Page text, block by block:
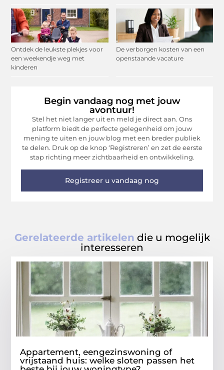
Ontdek de leukste plekjes voor
een weekendje weg met
kinderen
De verborgen kosten van een
openstaande vacature
Begin vandaag nog met jouw
avontuur!
Stel het niet langer uit en meld je direct aan. Ons
platform biedt de perfecte gelegenheid om jouw
mening te uiten en jouw blog met een breder publiek
te delen. Druk op de knop ‘Registreren’ en zet de eerste
stap richting meer zichtbaarheid en ontwikkeling.
Registreer u vandaag nog
Gerelateerde artikelen die u mogelijk
interesseren
Appartement, eengezinswoning of
vrijstaand huis: welke sloten passen het